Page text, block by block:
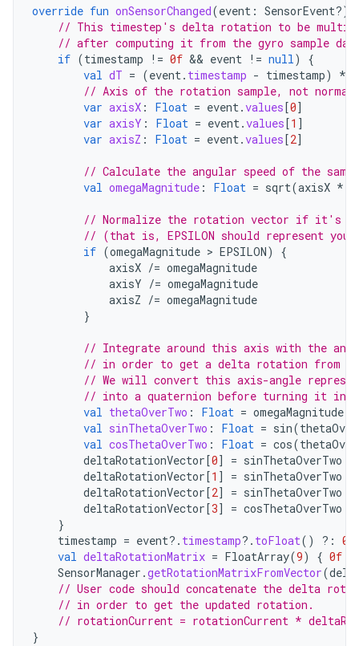
override fun onSensorChanged(event : SensorEvent?)
// This timestep's delta rotation to be
// after computing it from the gyro sample
if (timestamp != 0f && event != null)
{
val dT = (event. timestamp - timestamp) *
// Axis of the rotation sample, not
var axisX : Float = event.values [0]
var axisY : Float = event.values [1 ]
var axisZ : Float = event.values [2]
// Calculate the angular speed of the
val omegaMagnitude : Float = sqrt(axisX *
// Normalize the rotation vector if it's
// (that is, EPSILON should represent
if (omegaMagnitude > EPSILON)
{
axisX /= omegaMagnitude
axisY /= omegaMagnitude
axisZ /= omegaMagnitude
}
// Integrate around this axis with the
// in order to get a delta rotation from
// We will convert this axis-angle
// into a quaternion before turning it
val thetaOverTwo : Float = omegaMagnitude
val sinThetaOverTwo : Float = sin(
val cosThetaOverTwo : Float = cos(
deltaRotationVector [0] = sinThetaOverTwo
deltaRotationVector [1 ] = sinThetaOverTwo
deltaRotationVector [2] = sinThetaOverTwo
deltaRotationVector [3] = cosThetaOverTwo
}
timestamp = event?. timestamp?. toFloat() ?: 0f
val deltaRotationMatrix = FloatArray(9) { 0f
SensorManager .getRotationMatrixFromVector(
// User code should concatenate the delta
// in order to get the updated rotation.
// rotationCurrent = rotationCurrent *
}